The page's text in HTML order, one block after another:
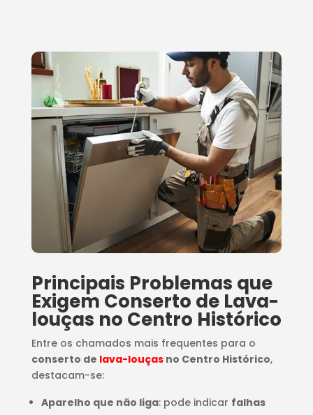
Principais Problemas que
Exigem Conserto de Lava-
louças no Centro Histórico
Entre os chamados mais frequentes para o
conserto de lava-louçasno Centro Histórico,
destacam-se:
Aparelho que não liga: pode indicar falhas